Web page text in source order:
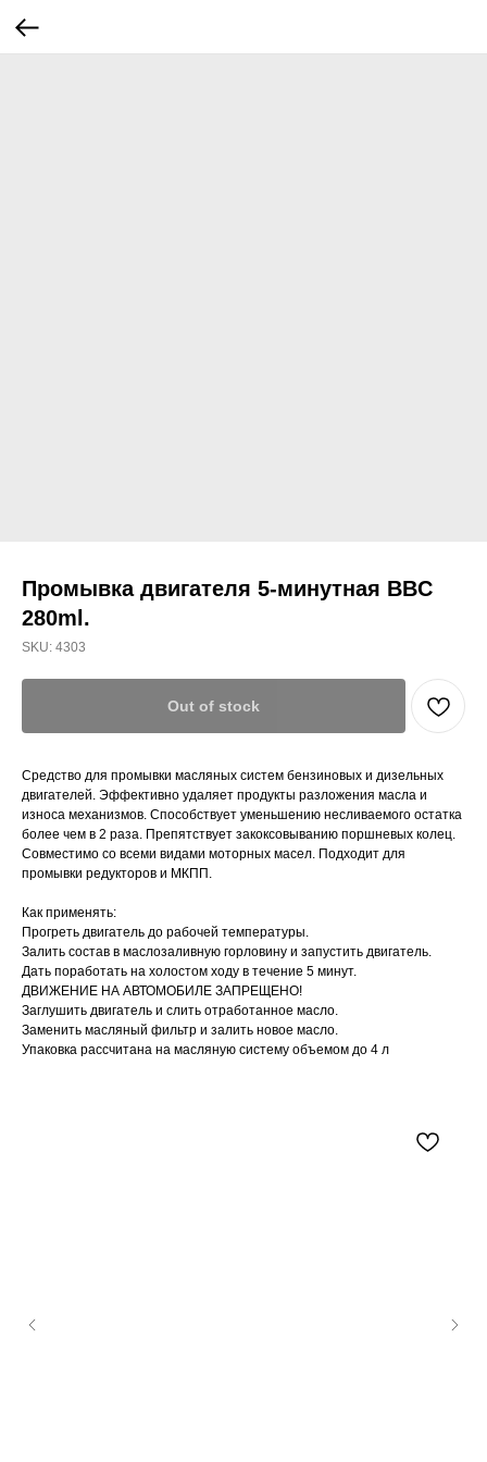
Промывка двигателя 5-минутная BBC
280ml.
SKU: 4303
Out of stock
Средство для промывки масляных систем бензиновых и дизельных
двигателей. Эффективно удаляет продукты разложения масла и
износа механизмов. Способствует уменьшению несливаемого остатка
более чем в 2 раза. Препятствует закоксовыванию поршневых колец.
Совместимо со всеми видами моторных масел. Подходит для
промывки редукторов и МКПП.
Как применять:
Прогреть двигатель до рабочей температуры.
Залить состав в маслозаливную горловину и запустить двигатель.
Дать поработать на холостом ходу в течение 5 минут.
ДВИЖЕНИЕ НА АВТОМОБИЛЕ ЗАПРЕЩЕНО!
Заглушить двигатель и слить отработанное масло.
Заменить масляный фильтр и залить новое масло.
Упаковка рассчитана на масляную систему объемом до 4 л